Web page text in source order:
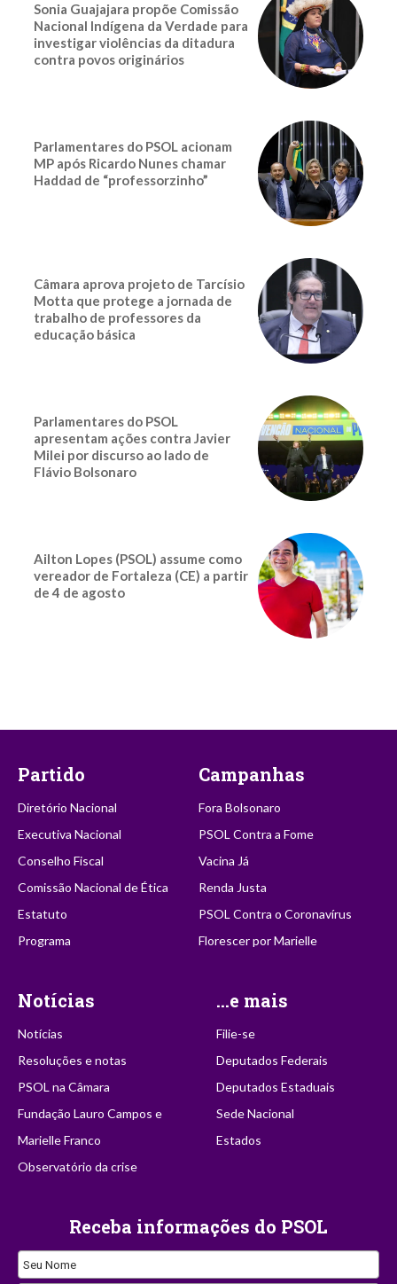
Sonia Guajajara propõe Comissão
Nacional Indígena da Verdade para
investigar violências da ditadura
contra povos originários
Parlamentares do PSOL acionam
MP após Ricardo Nunes chamar
Haddad de “professorzinho”
Câmara aprova projeto de Tarcísio
Motta que protege a jornada de
trabalho de professores da
educação básica
Parlamentares do PSOL
apresentam ações contra Javier
Milei por discurso ao lado de
Flávio Bolsonaro
Ailton Lopes (PSOL) assume como
vereador de Fortaleza (CE) a partir
de 4 de agosto
Partido
Diretório Nacional
Executiva Nacional
Conselho Fiscal
Comissão Nacional de Ética
Estatuto
Programa
Campanhas
Fora Bolsonaro
PSOL Contra a Fome
Vacina Já
Renda Justa
PSOL Contra o Coronavírus
Florescer por Marielle
Notícias
Notícias
Resoluções e notas
PSOL na Câmara
Fundação Lauro Campos e
Marielle Franco
Observatório da crise
...e mais
Filie-se
Deputados Federais
Deputados Estaduais
Sede Nacional
Estados
Receba informações do PSOL
Seu Nome